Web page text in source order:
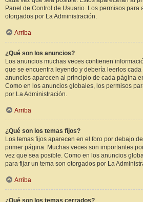
Panel de Control de Usuario. Los permisos para
otorgados por La Administración.
Arriba
¿Qué son los anuncios?
Los anuncios muchas veces contienen
que se encuentra leyendo y debería leerlos
anuncios aparecen al principio de cada página
Como en los anuncios globales, los permisos
por La Administración.
Arriba
¿Qué son los temas fijos?
Los temas fijos aparecen en el foro por debajo
primer página. Muchas veces son importantes
vez que sea posible. Como en los anuncios
para fijar un tema son otorgados por La
Arriba
¿Qué son los temas cerrados?